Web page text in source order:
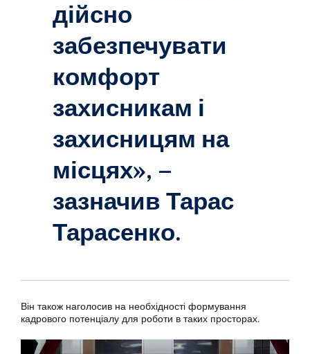
дійсно
забезпечувати
комфорт
захисникам і
захисницям на
місцях», –
зазначив Тарас
Тарасенко.
Він також наголосив на необхідності формування
кадрового потенціалу для роботи в таких просторах.